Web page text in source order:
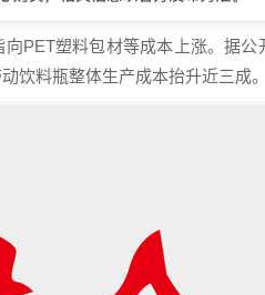
PET塑料包材等成本上涨。据
饮料瓶整体生产成本抬升近三成。